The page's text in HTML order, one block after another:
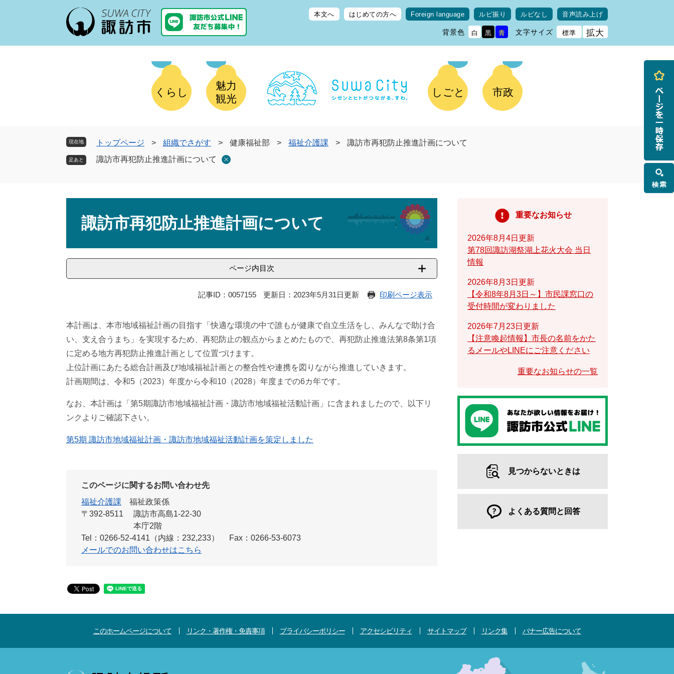
本文へ はじめての方へ Foreign language ルビ振り ルビなし 音声読み上げ
背景色 白 黒 青 文字サイズ 標準 拡大
くらし
魅力
観光
しごと 市政
現在地 トップページ > 組織でさがす > 健康福祉部 > 福祉介護課 >
諏訪市再犯防止推進計画について
諏訪市再犯防止推進計画について
諏訪市再犯防止推進計画について
ページ内目次
記事ID：0057155 更新日：2023年5月31日更新 印刷ページ表示
本計画は、本市地域福祉計画の目指す「快適な環境の中で誰もが健康で自立生活をし、みんなで助け合
い、支え合うまち」を実現するため、再犯防止の観点からまとめたもので、再犯防止推進法第8条第1項
に定める地方再犯防止推進計画として位置づけます。
上位計画にあたる総合計画及び地域福祉計画との整合性や連携を図りながら推進していきます。
計画期間は、令和5（2023）年度から令和10（2028）年度までの6カ年です。
なお、本計画は「第5期諏訪市地域福祉計画・諏訪市地域福祉活動計画」に含まれましたので、以下リ
ンクよりご確認下さい。
第5期 諏訪市地域福祉計画・諏訪市地域福祉活動計画を策定しました
このページに関するお問い合わせ先
福祉介護課
福祉政策係
〒392-8511
諏訪市高島1-22-30
本庁2階
Tel：0266-52-4141（内線：232,233）
Fax：0266-53-6073
メールでのお問い合わせはこちら
重要なお知らせ
2026年8月4日更新
第78回諏訪湖祭湖上花火大会 当日
情報
2026年8月3日更新
【令和8年8月3日～】市民課窓口の
受付時間が変わりました
2026年7月23日更新
【注意喚起情報】市長の名前をかた
るメールやLINEにご注意ください
重要なお知らせの一覧
見つからないときは
よくある質問と回答
このホームページについて リンク・著作権・免責事項 プライバシーポリシー アクセシビリティ サイトマップ リンク集 バナー広告について